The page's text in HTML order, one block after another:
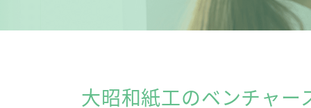
大昭和紙工のベンチャー